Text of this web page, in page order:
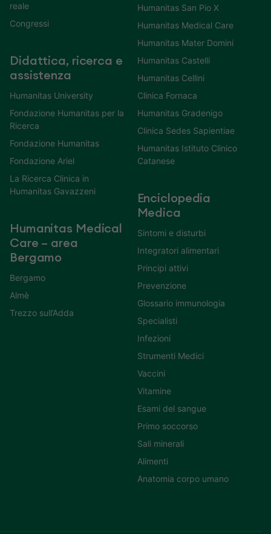
reale
Congressi
Didattica, ricerca e
assistenza
Humanitas University
Fondazione Humanitas per la
Ricerca
Fondazione Humanitas
Fondazione Ariel
La Ricerca Clinica in
Humanitas Gavazzeni
Humanitas Medical
Care – area
Bergamo
Bergamo
Almè
Trezzo sull’Adda
Humanitas San Pio X
Humanitas Medical Care
Humanitas Mater Domini
Humanitas Castelli
Humanitas Cellini
Clinica Fornaca
Humanitas Gradenigo
Clinica Sedes Sapientiae
Humanitas Istituto Clinico
Catanese
Enciclopedia
Medica
Sintomi e disturbi
Integratori alimentari
Principi attivi
Prevenzione
Glossario immunologia
Specialisti
Infezioni
Strumenti Medici
Vaccini
Vitamine
Esami del sangue
Primo soccorso
Sali minerali
Alimenti
Anatomia corpo umano